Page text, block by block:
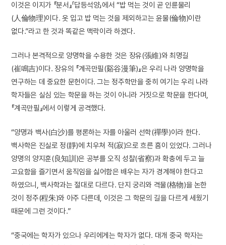
이것은 이지가 『분서』「답등석양」에서 “밥 먹는 것이 곧 인륜물리
(人倫物理)이다. 옷 입고 밥 먹는 것을 제외하고는 윤물(倫物)이란
없다.”라고 한 것과 똑같은 맥락이라 하겠다.
그러나 본격적으로 양명학을 수용한 것은 장유(張維)와 최명길
(崔鳴吉)이다. 장유의 『계곡만필(谿谷漫筆)』은 우리 나라 양명학을
연구하는 데 중요한 문헌이다. 그는 정주학만을 중히 여기는 우리 나라
학자들은 실심 있는 학문을 하는 것이 아니라 거짓으로 학문을 한다며,
『계곡만필』에서 이렇게 공격했다.
“양명과 백사(白沙)를 평론하는 자를 아울러 선학(禪學)이라 한다.
백사학은 진실로 정(靜)에 치우쳐 적(寂)으로 흐른 흠이 있었다. 그러나
양명의 양지훈(良知訓)은 공부를 오직 성찰(省察)과 확충에 두고 늘
고요함을 즐기면서 움직임을 싫어함은 배우는 자가 경계해야 한다고
하였으니, 백사학과는 절대로 다르다. 단지 궁리와 격물(格物)을 논한
것이 정주(程朱)와 아주 다른데, 이것은 그 학문의 길을 다르게 세웠기
때문에 그런 것이다.”
“중국에는 학자가 있으나 우리에게는 학자가 없다. 대개 중국 학자는